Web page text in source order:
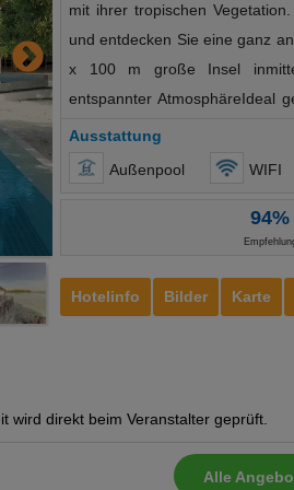
Hotelinfo Bilder Karte
mit ihrer tropischen
und entdecken Sie eine ganz
x 100 m große Insel
entspannter AtmosphäreIdeal
direkt am StrandTransfer
Buffetrestaurants4
Sonnenschirme, Liegen,
Wellness gegen Gebühr
Anwendungen Sport &
Ausstattung
Außenpool
WIFI
94%
wird direkt beim Veranstalter geprüft.
Alle